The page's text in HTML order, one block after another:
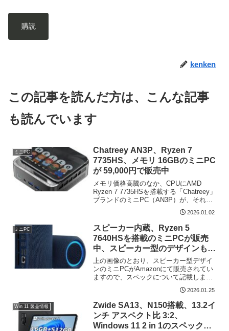
購読
kenken
この記事を読んだ方は、こんな記事
も読んでいます
ミニPC
Chatreey AN3P、Ryzen 7
7735HS、メモリ 16GBのミニPC
が 59,000円で販売中
メモリ価格高騰のなか、CPUにAMD
Ryzen 7 7735HSを搭載する「Chatreey」
ブランドのミニPC（AN3P）が、それほ
ど大きな影響を受けず、2026年1月2日現
在、DDR5 メモリ 16GB / SSD 1TBのセ
ットモデ...
2026.01.02
ミニPC
スピーカー内蔵、Ryzen 5
7640HSを搭載のミニPCが販売
中、スピーカー型のデザインも特
徴
上の画像のとおり、スピーカー型デザイ
ンのミニPCがAmazonにて販売されてい
ますので、スペックについて記載しま
す。5W x 2のスピーカーをビルトイン
し、基本スペックは AMD Ryzen 5
7640HSにDDR5 16GB メモリ、フ...
2026.01.25
Win 11 製品情報
Zwide SA13、N150搭載、13.2イ
ンチ アスペクト比 3:2、
Windows 11 2 in 1のスペックと